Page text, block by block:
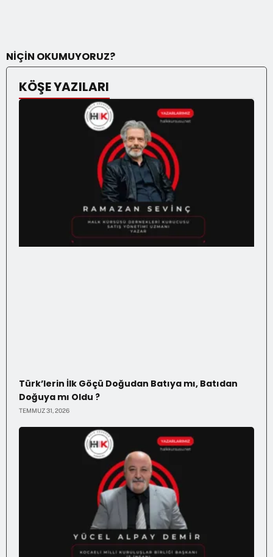
NİÇİN OKUMUYORUZ?
KÖŞE YAZILARI
Türk’lerin İlk Göçü Doğudan Batıya mı, Batıdan
Doğuya mı Oldu ?
TEMMUZ 31, 2026